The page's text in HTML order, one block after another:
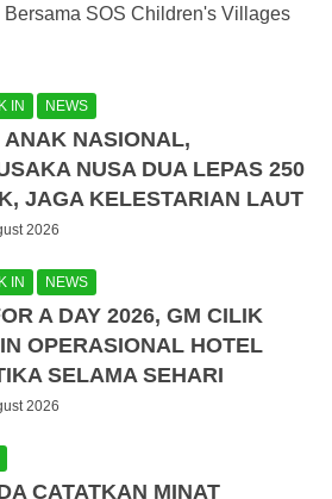
SOS Children's Villages
IN NEWS
ANAK NASIONAL,
NUSA DUA LEPAS 250
JAGA KELESTARIAN LAUT
2026
IN NEWS
A DAY 2026, GM CILIK
OPERASIONAL HOTEL
SELAMA SEHARI
2026
CATATKAN MINAT